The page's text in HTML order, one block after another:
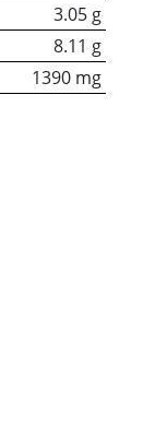
3.05 g
8.11 g
1390 mg